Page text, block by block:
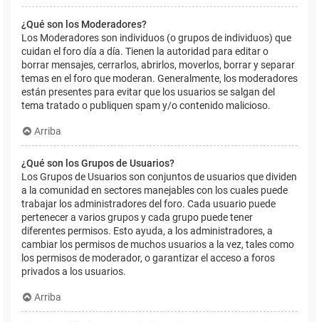
¿Qué son los Moderadores?
Los Moderadores son individuos (o grupos de individuos) que
cuidan el foro día a día. Tienen la autoridad para editar o
borrar mensajes, cerrarlos, abrirlos, moverlos, borrar y separar
temas en el foro que moderan. Generalmente, los moderadores
están presentes para evitar que los usuarios se salgan del
tema tratado o publiquen spam y/o contenido malicioso.
Arriba
¿Qué son los Grupos de Usuarios?
Los Grupos de Usuarios son conjuntos de usuarios que dividen
a la comunidad en sectores manejables con los cuales puede
trabajar los administradores del foro. Cada usuario puede
pertenecer a varios grupos y cada grupo puede tener
diferentes permisos. Esto ayuda, a los administradores, a
cambiar los permisos de muchos usuarios a la vez, tales como
los permisos de moderador, o garantizar el acceso a foros
privados a los usuarios.
Arriba